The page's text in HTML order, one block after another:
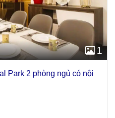
1
Park 2 phòng ngủ có nội